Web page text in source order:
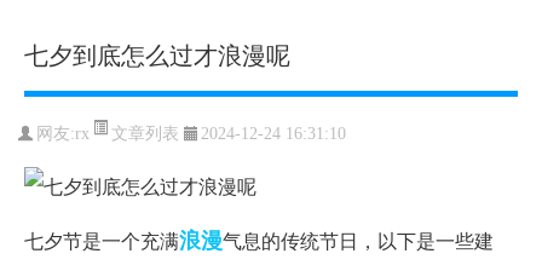
七夕到底怎么过才浪漫呢
网友:rx 文章列表 2024-12-24 16:31:10
七夕节是一个充满浪漫气息的传统节日，以下是一些建